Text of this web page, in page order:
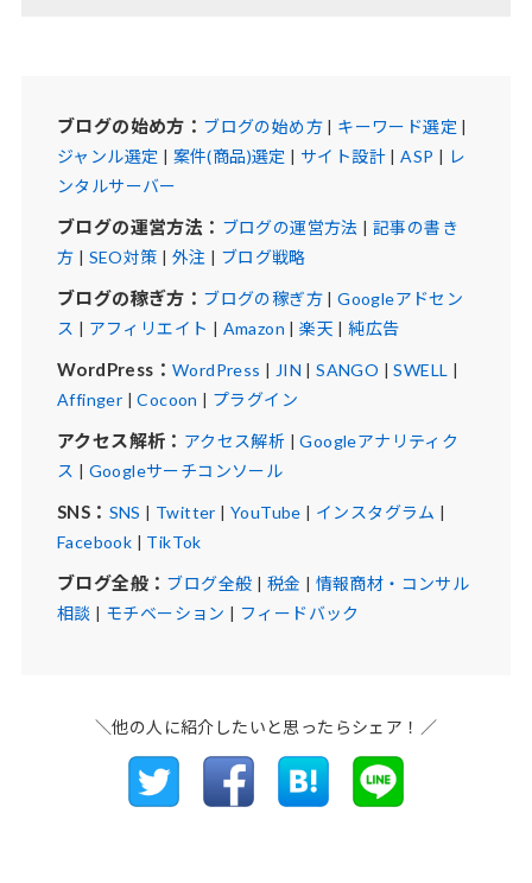
ブログの始め方： ブログの始め方| キーワード選定 |
ジャンル選定 | 案件(商品)選定 | サイト設計|ASP | レ
ンタルサーバー
ブログの運営方法： ブログの運営方法 | 記事の書き
方 | SEO対策 | 外注 | ブログ戦略
ブログの稼ぎ方： ブログの稼ぎ方|Googleアドセン
ス | アフィリエイト | Amazon |楽天 |純広告
WordPress： WordPress | JIN |SANGO |SWELL |
Affinger |Cocoon | プラグイン
アクセス解析： アクセス解析 |Googleアナリティク
ス | Googleサーチコンソール
SNS： SNS | Twitter | YouTube | インスタグラム |
Facebook | TikTok
ブログ全般： ブログ全般 | 税金 | 情報商材・コンサル
相談 | モチベーション | フィードバック
＼他の人に紹介したいと思ったらシェア！／